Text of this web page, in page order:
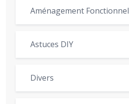
Aménagement Fonctionnel
Astuces DIY
Divers